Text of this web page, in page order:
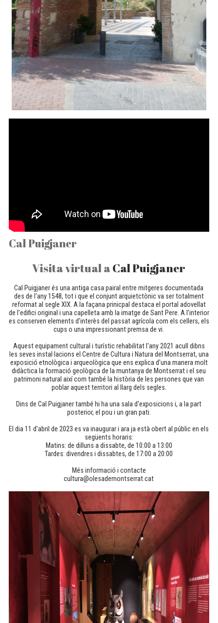
Cal Puigjaner
Visita virtual aCal Puigjaner
Cal Puigjaner és una antiga casa pairal entre mitgeres documentada
des de l'any 1548, tot i que el conjunt arquietctònic va ser totalment
reformat al segle XIX. A la façana prinicpal destaca el portal adovellat
de l'edifici original i una capelleta amb la imatge de Sant Pere. A l'interior
es conserven elements d'interès del passat agrícola com els cellers, els
cups o una impressionant premsa de vi.
Aquest equipament cultural i turístic rehabilitat l'any 2021 acull dibns
les seves instal·lacions el Centre de Cultura i Natura del Montserrat, una
exposició etnològica i arqueològica que ens explica d'una manera molt
didàctica la formació geològica de la muntanya de Montserrat i el seu
patrimoni natural així com també la història de les persones que van
poblar aquest territori al llarg dels segles.
Dins de Cal Puigjaner també hi ha una sala d'exposicions i, a la part
posterior, el pou i un gran pati.
El dia 11 d'abril de 2023 es va inaugurar i ara ja està obert al públic en els
següents horaris:
Matins: de dilluns a dissabte, de 10:00 a 13:00
Tardes: divendres i dissabtes, de 17:00 a 20:00
Més informació i contacte
cultura@olesademontserrat.cat